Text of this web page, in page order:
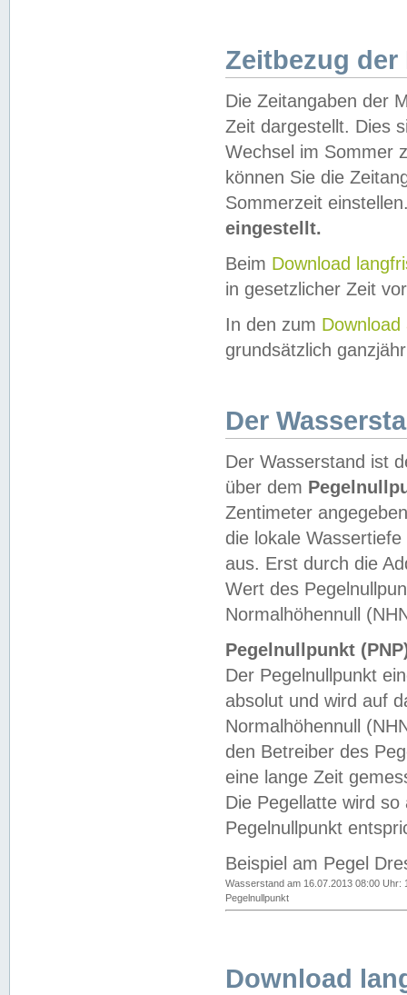
Zeitbezug der
Die Zeitangaben der
Zeit dargestellt. Dies
Wechsel im Sommer
können Sie die
Sommerzeit
eingestellt.
Beim Download
in gesetzlicher Zeit
In den zum Download
grundsätzlich
Der
Der Wasserstand ist
über dem
Zentimeter
die lokale
aus. Erst durch die
Wert des
Normalhöhennull
Pegelnullpunkt
Der Pegelnullpunkt
absolut und wird auf
Normalhöhennull
den Betreiber des
eine lange Zeit
Die Pegellatte wird
Pegelnullpunkt
Beispiel am Pegel
Wasserstand am 16.07.2013 08:00 Uhr:
Pegelnullpunkt
Download